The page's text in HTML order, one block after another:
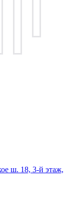
ш. 18, 3-й этаж,